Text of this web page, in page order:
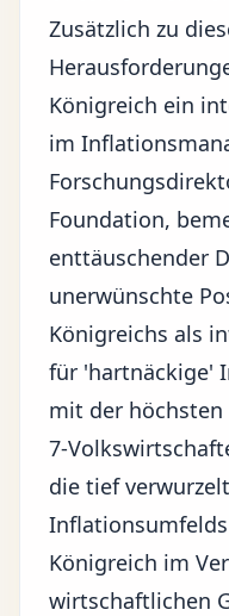
Zusätzlich zu
Königreich ein
im
Foundation,
enttäuschender
unerwünschte
Königreichs als
für 'hartnäckige'
mit der
7-
die tief
Königreich im
wirtschaftlichen